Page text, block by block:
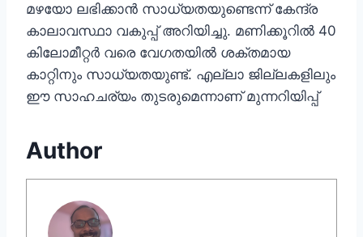
മഴയോ ലഭിക്കാൻ സാധ്യതയുണ്ടെന്ന് കേന്ദ്ര
കാലാവസ്ഥാ വകുപ്പ് അറിയിച്ചു. മണിക്കൂറിൽ 40
കിലോമീറ്റർ വരെ വേഗതയിൽ ശക്തമായ
കാറ്റിനും സാധ്യതയുണ്ട്. എല്ലാ ജില്ലകളിലും
ഈ സാഹചര്യം തുടരുമെന്നാണ് മുന്നറിയിപ്പ്
Author